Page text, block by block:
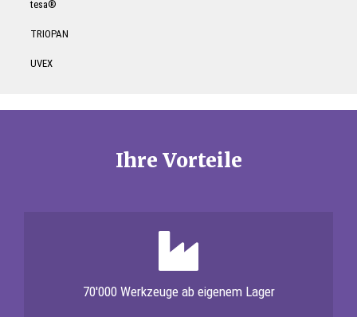
tesa®
TRIOPAN
UVEX
Ihre Vorteile
70'000 Werkzeuge ab eigenem Lager